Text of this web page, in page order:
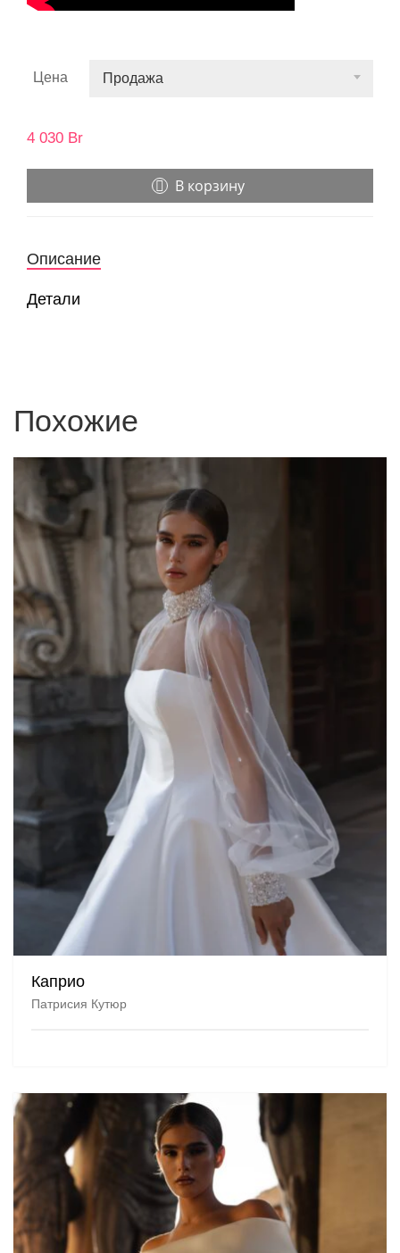
Цена Продажа
4 030 Br
В корзину
Описание
Детали
Похожие
Каприо
Патрисия Кутюр